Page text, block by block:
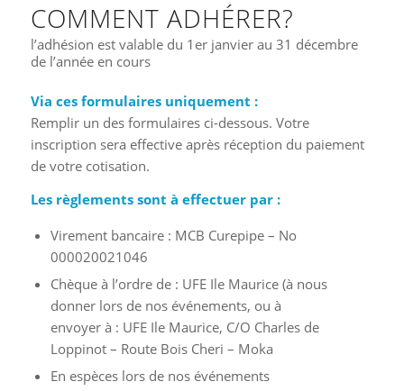
COMMENT ADHÉRER?
l’adhésion est valable du 1er janvier au 31 décembre
de l’année en cours
Via ces formulaires uniquement :
Remplir un des formulaires ci-dessous. Votre
inscription sera effective après réception du paiement
de votre cotisation.
Les règlements sont à effectuer par :
Virement bancaire : MCB Curepipe – No
000020021046
Chèque à l’ordre de : UFE Ile Maurice (à nous
donner lors de nos événements, ou à
envoyer à : UFE Ile Maurice, C/O Charles de
Loppinot – Route Bois Cheri – Moka
En espèces lors de nos événements